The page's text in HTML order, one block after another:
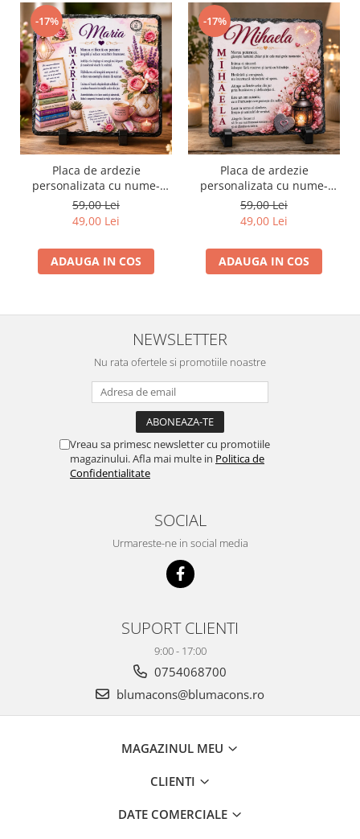
-17%
Placa de ardezie
personalizata cu nume-
Maria
59,00 Lei
49,00 Lei
ADAUGA IN COS
-17%
Placa de ardezie
personalizata cu nume-
Mihaela
59,00 Lei
49,00 Lei
ADAUGA IN COS
NEWSLETTER
Nu rata ofertele si promotiile noastre
Vreau sa primesc newsletter cu promotiile
magazinului. Afla mai multe in Politica de
Confidentialitate
SOCIAL
Urmareste-ne in social media
SUPORT CLIENTI
9:00 - 17:00
0754068700
blumacons@blumacons.ro
MAGAZINUL MEU
CLIENTI
DATE COMERCIALE